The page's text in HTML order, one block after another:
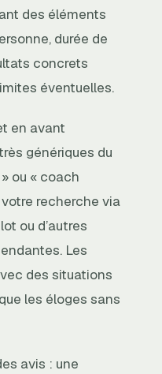
des éléments
durée de
concrets
éventuelles.
en avant
génériques du
ou « coach
recherche via
ou d’autres
Les
des situations
les éloges sans
avis : une